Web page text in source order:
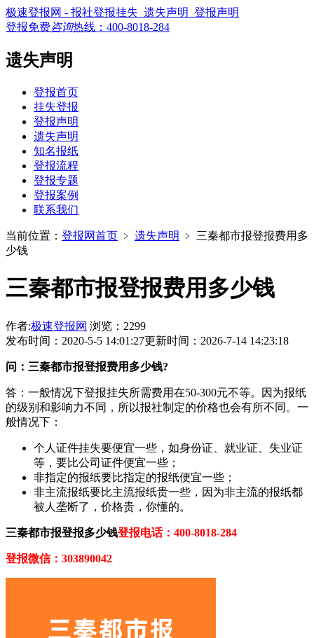
极速登报网 - 报社登报挂失_遗失声明_登报声明
登报免费咨询热线： 400-8018-284
遗失声明
登报首页
挂失登报
登报声明
遗失声明
知名报纸
登报流程
登报专题
登报案例
联系我们
当前位置： 登报网首页 ﹥ 遗失声明 ﹥ 三秦都市报登报费用多
少钱
三秦都市报登报费用多少钱
作者:极速登报网 浏览：2299
发布时间：2020-5-5 14:01:27更新时间：2026-7-14 14:23:18
问：三秦都市报登报费用多少钱?
答：一般情况下登报挂失所需费用在50-300元不等。因为报纸
的级别和影响力不同，所以报社制定的价格也会有所不同。一
般情况下：
个人证件挂失要便宜一些，如身份证、就业证、失业证
等，要比公司证件便宜一些；
非指定的报纸要比指定的报纸便宜一些；
非主流报纸要比主流报纸贵一些，因为非主流的报纸都
被人垄断了，价格贵，你懂的。
三秦都市报登报多少钱登报电话：400-8018-284
登报微信：303890042